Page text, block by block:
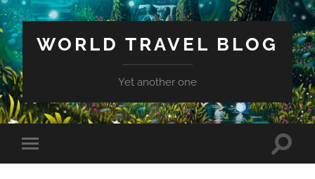
WORLD TRAVEL BLOG
Yet another one
Toggle
mobile
Toggle